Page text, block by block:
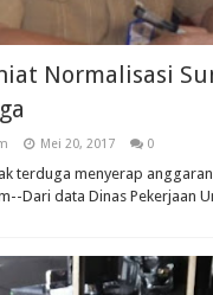
Normalisasi
Mei 20, 2017 0
terduga menyerap
Dari data Dinas Pekerjaan